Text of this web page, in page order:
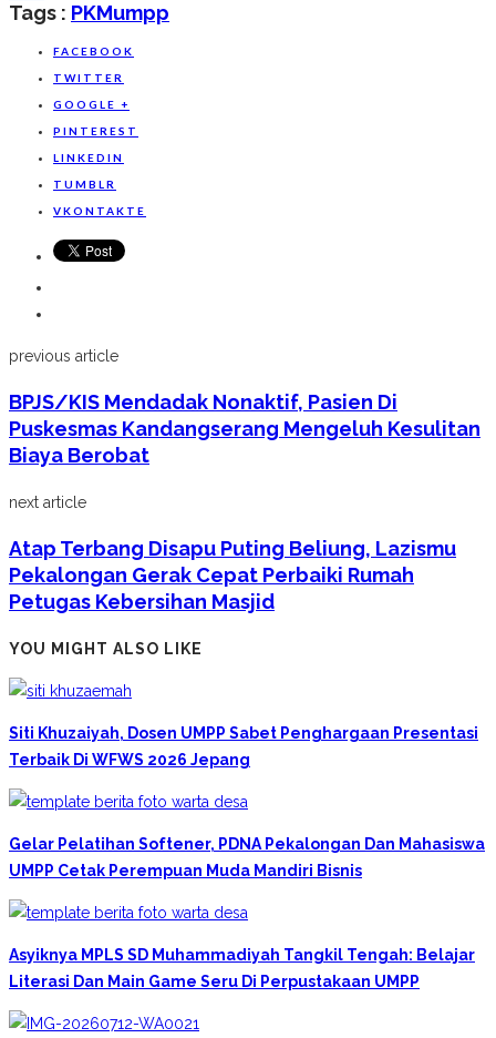
Share
Tags : PKMUmpp
FACEBOOK
TWITTER
GOOGLE +
PINTEREST
LINKEDIN
TUMBLR
VKONTAKTE
previous article
BPJS/KIS Mendadak Nonaktif, Pasien Di
Puskesmas Kandangserang Mengeluh Kesulitan
Biaya Berobat
next article
Atap Terbang Disapu Puting Beliung, Lazismu
Pekalongan Gerak Cepat Perbaiki Rumah
Petugas Kebersihan Masjid
YOU MIGHT ALSO LIKE
Siti Khuzaiyah, Dosen UMPP Sabet Penghargaan Presentasi
Terbaik Di WFWS 2026 Jepang
Gelar Pelatihan Softener, PDNA Pekalongan Dan Mahasiswa
UMPP Cetak Perempuan Muda Mandiri Bisnis
Asyiknya MPLS SD Muhammadiyah Tangkil Tengah: Belajar
Literasi Dan Main Game Seru Di Perpustakaan UMPP